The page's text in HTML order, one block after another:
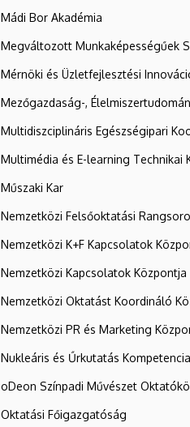
Mádi Bor Akadémia
Megváltozott Munkaképességűek
Mérnöki és Üzletfejlesztési
Mezőgazdaság-,
Multidiszciplináris Egészségipari
Multimédia és E-learning Technikai
Műszaki Kar
Nemzetközi Felsőoktatási
Nemzetközi K+F Kapcsolatok
Nemzetközi Kapcsolatok Központja
Nemzetközi Oktatást Koordináló
Nemzetközi PR és Marketing
Nukleáris és Űrkutatás
oDeon Színpadi Művészet
Oktatási Főigazgatóság